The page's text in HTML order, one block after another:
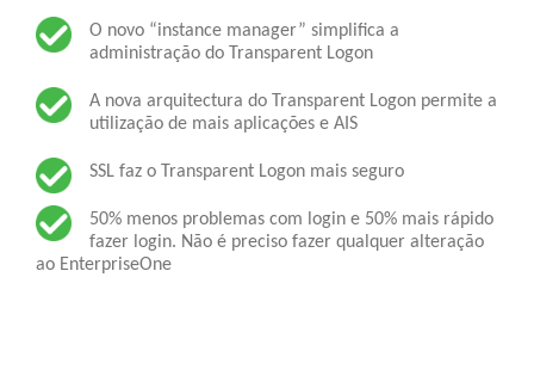
O novo “instance manager” simplifica a
administração do Transparent Logon
A nova arquitectura do Transparent Logon permite a
utilização de mais aplicações e AIS
SSL faz o Transparent Logon mais seguro
50% menos problemas com login e 50% mais rápido
fazer login. Não é preciso fazer qualquer alteração
ao EnterpriseOne